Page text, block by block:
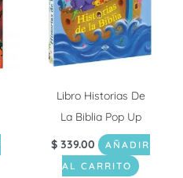
Libro Historias De
La Biblia Pop Up
$ 339.00
AÑADIR
AL CARRITO